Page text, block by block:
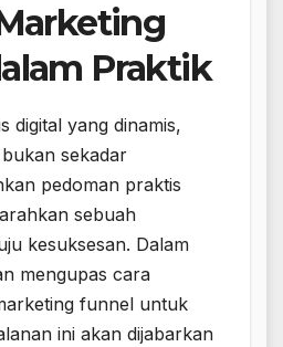
Praktik
digital yang dinamis,
sekadar
pedoman praktis
sebuah
kesuksesan. Dalam
mengupas cara
funnel untuk
ini akan dijabarkan